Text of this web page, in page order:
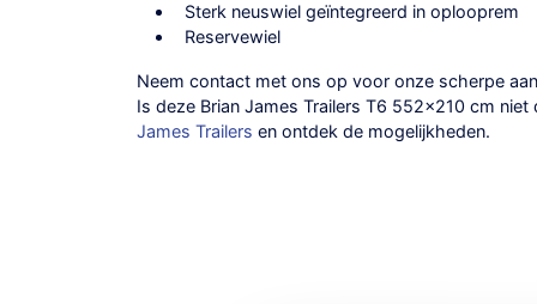
Sterk neuswiel geïntegreerd in oplooprem
Reservewiel
Neem contact met ons op voor onze scherpe
Is deze Brian James Trailers T6 552×210 cm niet
James Trailers en ontdek de mogelijkheden.